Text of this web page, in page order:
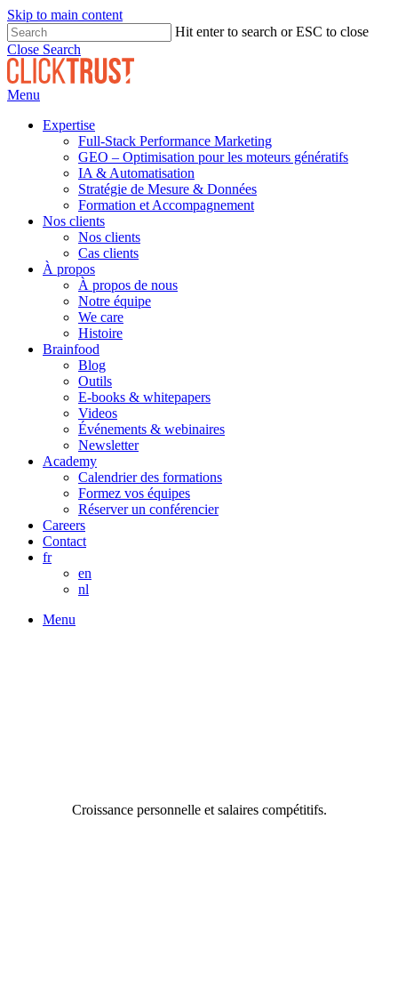
Skip to main content
Hit enter to search or ESC to close
Close Search
Menu
Expertise
Full-Stack Performance Marketing
GEO – Optimisation pour les moteurs génératifs
IA & Automatisation
Stratégie de Mesure & Données
Formation et Accompagnement
Nos clients
Nos clients
Cas clients
À propos
À propos de nous
Notre équipe
We care
Histoire
Brainfood
Blog
Outils
E-books & whitepapers
Videos
Événements & webinaires
Newsletter
Academy
Calendrier des formations
Formez vos équipes
Réserver un conférencier
Careers
Contact
fr
en
nl
Menu
Croissance personnelle et salaires compétitifs.